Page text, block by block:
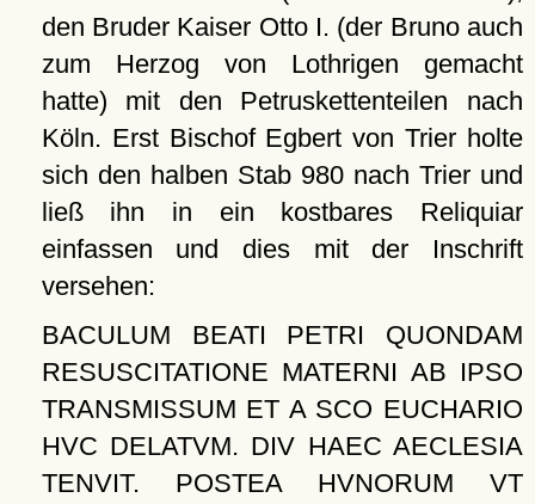
den Bruder Kaiser Otto I. (der Bruno auch
zum Herzog von Lothrigen gemacht
hatte) mit den Petruskettenteilen nach
Köln. Erst Bischof Egbert von Trier holte
sich den halben Stab 980 nach Trier und
ließ ihn in ein kostbares Reliquiar
einfassen und dies mit der Inschrift
versehen:
BACULUM BEATI PETRI QUONDAM
RESUSCITATIONE MATERNI AB IPSO
TRANSMISSUM ET A SCO EUCHARIO
HVC DELATVM. DIV HAEC AECLESIA
TENVIT. POSTEA HVNORUM VT